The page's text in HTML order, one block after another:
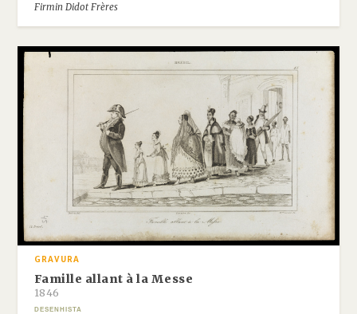
Firmin Didot Frères
GRAVURA
Famille allant à la Messe
1846
DESENHISTA